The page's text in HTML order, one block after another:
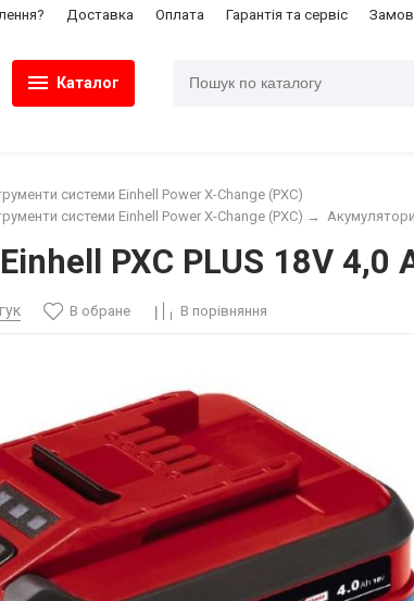
Доставка Оплата Гарантія та сервіс
Каталог
системи Einhell Power X-Change (PXC)
системи Einhell Power X-Change (PXC) →
PXC PLUS 18V 4,0
В обране В порівняння